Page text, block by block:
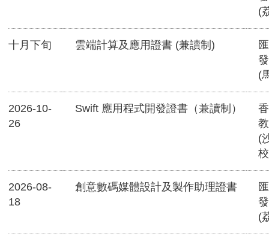
(
十月下旬 雲端計算及應用證書 (兼讀制)
(
2026-10-
26
Swift 應用程式開發證書（兼讀制）
(
2026-08-
18
創意數碼媒體設計及製作助理證書
(